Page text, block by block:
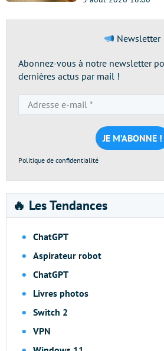
Newsletter
Abonnez-vous à notre newsletter
dernières actus par mail !
e-
mail
*
Politique de confidentialité
🔥 Les Tendances
ChatGPT
Aspirateur robot
ChatGPT
Livres photos
Switch 2
VPN